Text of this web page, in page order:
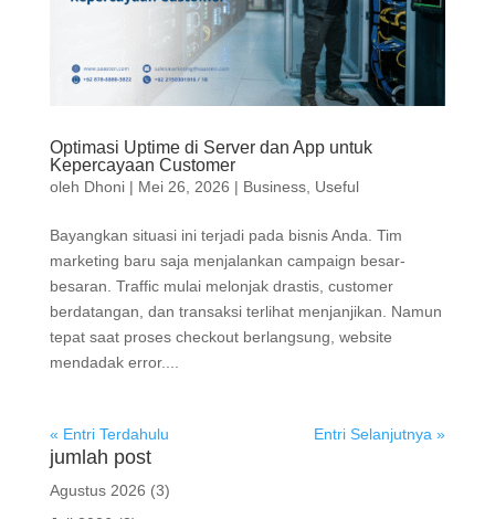
Optimasi Uptime di Server dan App untuk
Kepercayaan Customer
oleh Dhoni| Mei 26, 2026 | Business, Useful
Bayangkan situasi ini terjadi pada bisnis Anda. Tim
marketing baru saja menjalankan campaign besar-
besaran. Traffic mulai melonjak drastis, customer
berdatangan, dan transaksi terlihat menjanjikan. Namun
tepat saat proses checkout berlangsung, website
mendadak error....
« Entri Terdahulu Entri Selanjutnya »
jumlah post
Agustus 2026 (3)